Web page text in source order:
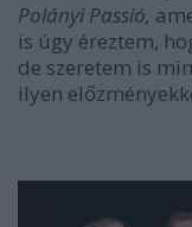
Polányi Passió,
is úgy éreztem,
de szeretem is
ilyen